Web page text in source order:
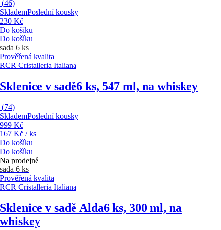
(46)
SklademPoslední kousky
230 Kč
Do košíku
Do košíku
sada 6 ks
Prověřená kvalita
RCR Cristalleria Italiana
Sklenice v sadě6 ks, 547 ml, na whiskey
(74)
SklademPoslední kousky
999 Kč
167 Kč / ks
Do košíku
Do košíku
Na prodejně
sada 6 ks
Prověřená kvalita
RCR Cristalleria Italiana
Sklenice v sadě Alda6 ks, 300 ml, na
whiskey